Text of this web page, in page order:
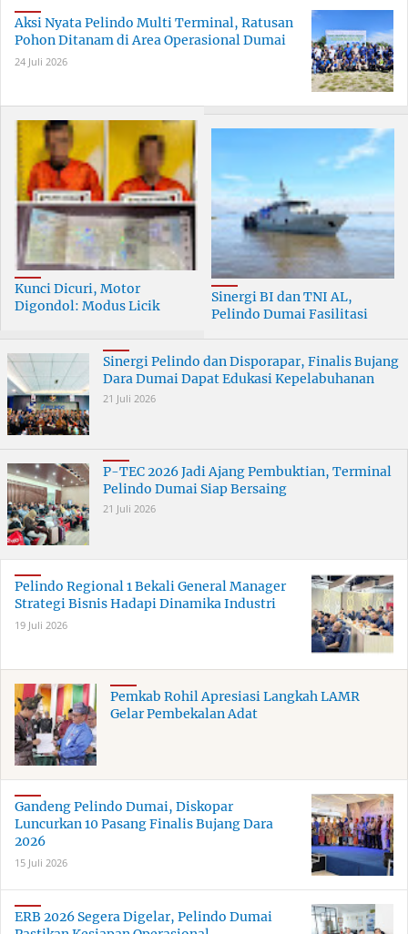
Aksi Nyata Pelindo Multi Terminal, Ratusan
Pohon Ditanam di Area Operasional Dumai
24 Juli 2026
Kunci Dicuri, Motor
Digondol: Modus Licik
Terungkap
Sinergi BI dan TNI AL,
Pelindo Dumai Fasilitasi
Sinergi Pelindo dan Disporapar, Finalis Bujang
Dara Dumai Dapat Edukasi Kepelabuhanan
21 Juli 2026
P-TEC 2026 Jadi Ajang Pembuktian, Terminal
Pelindo Dumai Siap Bersaing
21 Juli 2026
Pelindo Regional 1 Bekali General Manager
Strategi Bisnis Hadapi Dinamika Industri
19 Juli 2026
Pemkab Rohil Apresiasi Langkah LAMR
Gelar Pembekalan Adat
Gandeng Pelindo Dumai, Diskopar
Luncurkan 10 Pasang Finalis Bujang Dara
2026
15 Juli 2026
ERB 2026 Segera Digelar, Pelindo Dumai